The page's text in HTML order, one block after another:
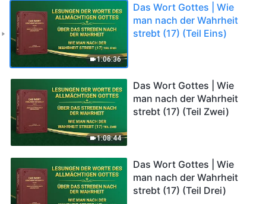
1:06:36
Das Wort Gottes | Wie
man nach der Wahrheit
strebt (17) (Teil Eins)
1:08:44
Das Wort Gottes | Wie
man nach der Wahrheit
strebt (17) (Teil Zwei)
Das Wort Gottes | Wie
man nach der Wahrheit
strebt (17) (Teil Drei)